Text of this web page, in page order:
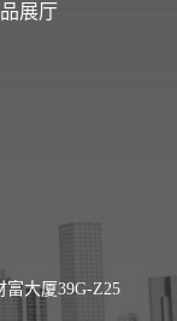
展厅
大厦39G-Z25